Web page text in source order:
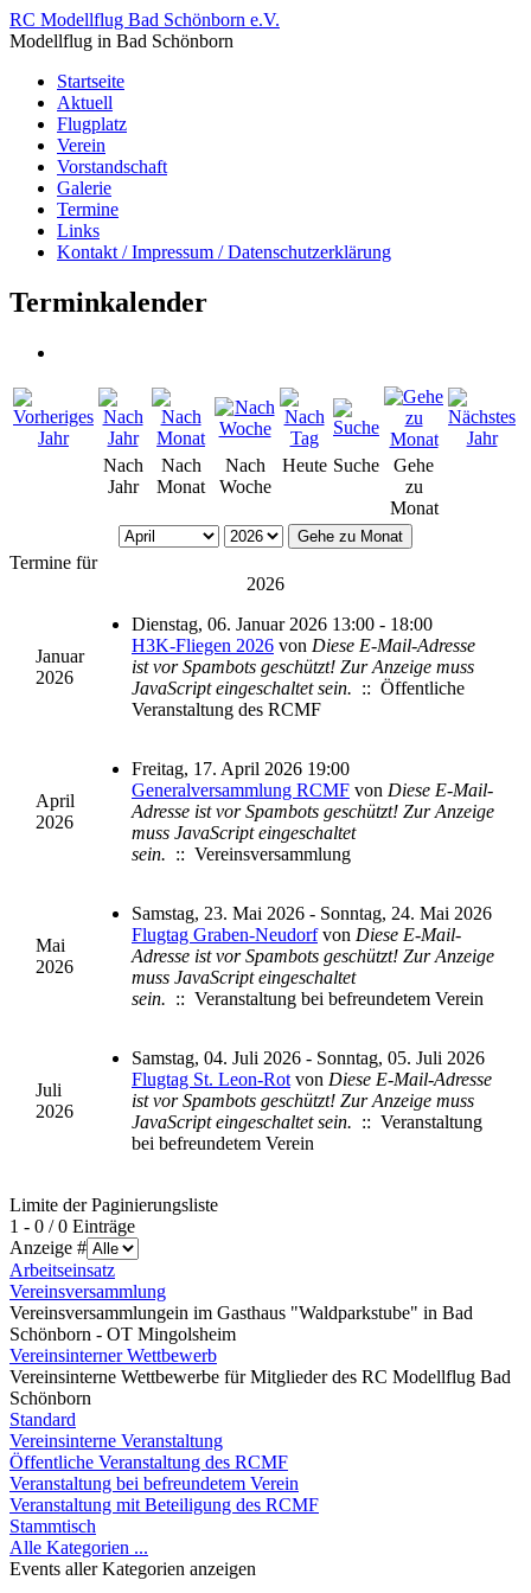
RC Modellflug Bad Schönborn e.V.
Modellflug in Bad Schönborn
Startseite
Aktuell
Flugplatz
Verein
Vorstandschaft
Galerie
Termine
Links
Kontakt / Impressum / Datenschutzerklärung
Terminkalender
Nach
Jahr
Nach
Monat
Nach
Woche
Heute Suche
Gehe
zu
Monat
Gehe zu Monat
Termine für
2026
Januar
2026
Dienstag, 06. Januar 2026 13:00 - 18:00
H3K-Fliegen 2026 von Diese E-Mail-Adresse
ist vor Spambots geschützt! Zur Anzeige muss
JavaScript eingeschaltet sein. :: Öffentliche
Veranstaltung des RCMF
April
2026
Freitag, 17. April 2026 19:00
Generalversammlung RCMF von Diese E-Mail-
Adresse ist vor Spambots geschützt! Zur Anzeige
muss JavaScript eingeschaltet
sein. :: Vereinsversammlung
Mai
2026
Samstag, 23. Mai 2026 - Sonntag, 24. Mai 2026
Flugtag Graben-Neudorfvon Diese E-Mail-
Adresse ist vor Spambots geschützt! Zur Anzeige
muss JavaScript eingeschaltet
sein. :: Veranstaltung bei befreundetem Verein
Juli
2026
Samstag, 04. Juli 2026 - Sonntag, 05. Juli 2026
Flugtag St. Leon-Rot von Diese E-Mail-Adresse
ist vor Spambots geschützt! Zur Anzeige muss
JavaScript eingeschaltet sein. :: Veranstaltung
bei befreundetem Verein
Limite der Paginierungsliste
1 - 0 / 0 Einträge
Anzeige #
Arbeitseinsatz
Vereinsversammlung
Vereinsversammlungein im Gasthaus "Waldparkstube" in Bad
Schönborn - OT Mingolsheim
Vereinsinterner Wettbewerb
Vereinsinterne Wettbewerbe für Mitglieder des RC Modellflug Bad
Schönborn
Standard
Vereinsinterne Veranstaltung
Öffentliche Veranstaltung des RCMF
Veranstaltung bei befreundetem Verein
Veranstaltung mit Beteiligung des RCMF
Stammtisch
Alle Kategorien ...
Events aller Kategorien anzeigen